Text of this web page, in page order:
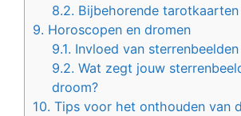
8.2. Bijbehorende tarotkaarten
9. Horoscopen en dromen
9.1. Invloed van
9.2. Wat zegt jouw
droom?
10. Tips voor het onthouden van